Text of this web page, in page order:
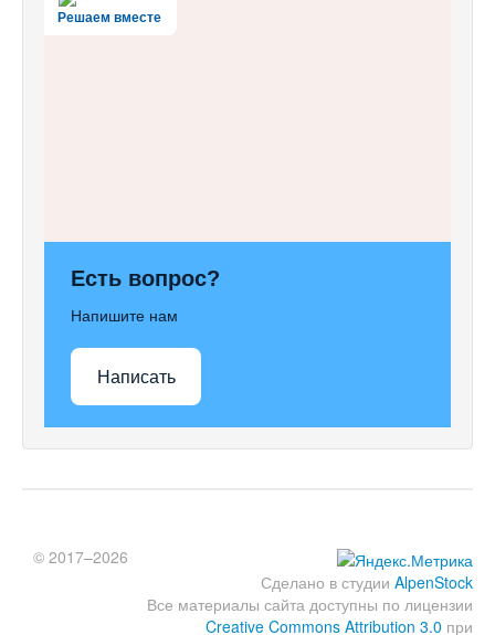
Решаем вместе
Есть вопрос?
Напишите нам
Написать
Сделано в студии AlpenStock
Все материалы сайта доступны по лицензии
Creative Commons Attribution 3.0 при
© 2017–2026